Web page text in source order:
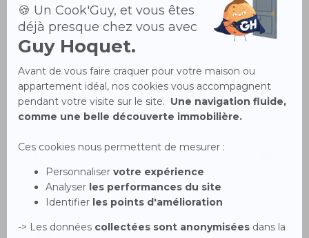
Maison 6 pièces 158 m²
SAINT-PERAY 07130
435 000 €
Idéalement située à SAINT-PERAY, venez découvrir cette